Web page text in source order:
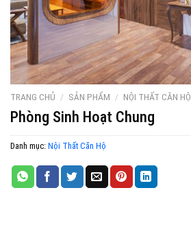
TRANG CHỦ / SẢN PHẨM / NỘI THẤT CĂN HỘ
Phòng Sinh Hoạt Chung
Danh mục: Nội Thất Căn Hộ